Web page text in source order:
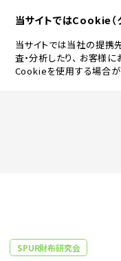
当サイトではCookie（
当サイトでは当社の提携
査・分析したり、 お客様に
Cookieを使用する場合が
JEWELRY &
SPUR財布研究会